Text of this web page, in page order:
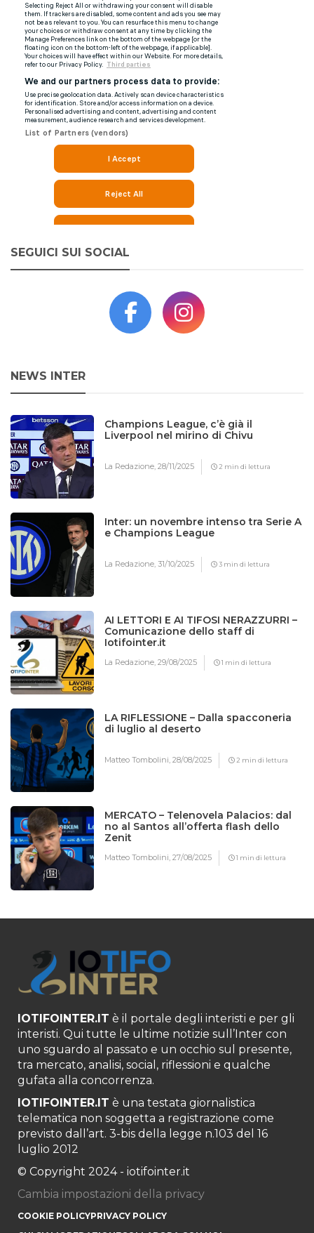
SEGUICI SUI SOCIAL
NEWS INTER
Champions League, c’è già il
Liverpool nel mirino di Chivu
La Redazione,28/11/2025 2 min di lettura
Inter: un novembre intenso tra Serie A
e Champions League
La Redazione,31/10/2025 3 min di lettura
AI LETTORI E AI TIFOSI NERAZZURRI –
Comunicazione dello staff di
Iotifointer.it
La Redazione,29/08/2025 1 min di lettura
LA RIFLESSIONE – Dalla spacconeria
di luglio al deserto
Matteo Tombolini,28/08/2025 2 min di lettura
MERCATO – Telenovela Palacios: dal
no al Santos all’offerta flash dello
Zenit
Matteo Tombolini,27/08/2025 1 min di lettura
IOTIFOINTER.IT è il portale degli interisti e per gli
interisti. Qui tutte le ultime notizie sull’Inter con
uno sguardo al passato e un occhio sul presente,
tra mercato, analisi, social, riflessioni e qualche
gufata alla concorrenza.
IOTIFOINTER.IT è una testata giornalistica
telematica non soggetta a registrazione come
previsto dall’art. 3-bis della legge n.103 del 16
luglio 2012
© Copyright 2024 - iotifointer.it
Cambia impostazioni della privacy
COOKIE POLICYPRIVACY POLICY